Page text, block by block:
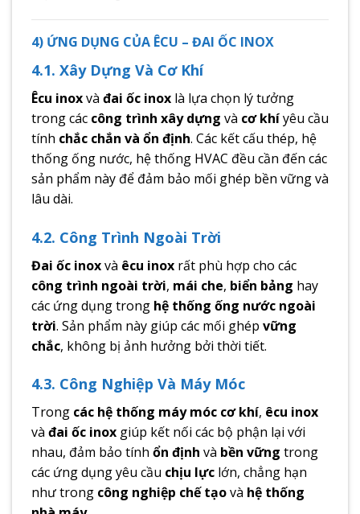
4) ỨNG DỤNG CỦA ÊCU – ĐAI ỐC INOX
4.1. Xây Dựng Và Cơ Khí
Êcu inoxvà đai ốc inox là lựa chọn lý tưởng
trong các công trình xây dựng và cơ khíyêu cầu
tính chắc chắn và ổn định. Các kết cấu thép, hệ
thống ống nước, hệ thống HVAC đều cần đến các
sản phẩm này để đảm bảo mối ghép bền vững và
lâu dài.
4.2. Công Trình Ngoài Trời
Đai ốc inoxvà êcu inox rất phù hợp cho các
công trình ngoài trời, mái che, biển bảng hay
các ứng dụng trong hệ thống ống nước ngoài
trời. Sản phẩm này giúp các mối ghép vững
chắc, không bị ảnh hưởng bởi thời tiết.
4.3. Công Nghiệp Và Máy Móc
Trong các hệ thống máy móc cơ khí, êcu inox
và đai ốc inox giúp kết nối các bộ phận lại với
nhau, đảm bảo tính ổn định và bền vững trong
các ứng dụng yêu cầu chịu lực lớn, chẳng hạn
như trong công nghiệp chế tạovà hệ thống